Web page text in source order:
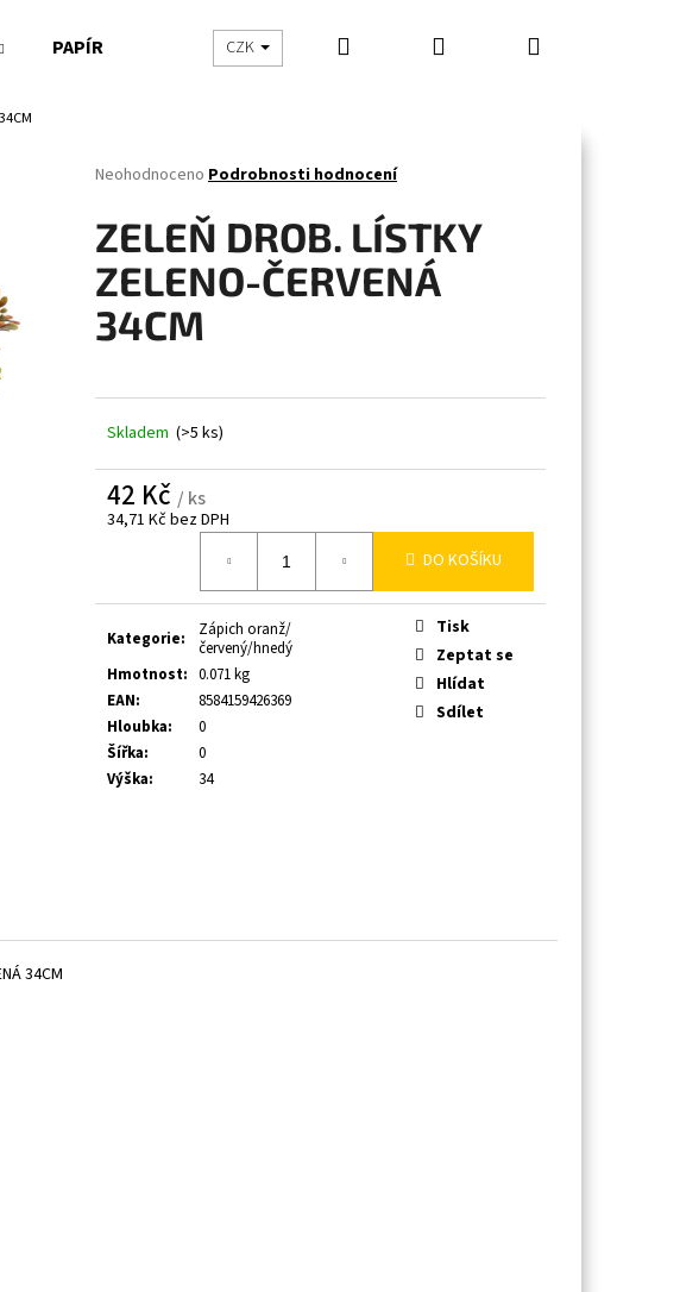
PAPÍR CHOVATELSKÉ POTŘEBY BYTOVÉ DOPLŇKY
CZK Hledat PřihlášeníNákupní
košík
Průměrné
produktu
je
0,0
z
5
hvězdiček.
Neohodnoceno Podrobnosti hodnocení
ZELEŇ DROB. LÍSTKY
ZELENO-ČERVENÁ
34CM
Skladem (>5 ks)
42 Kč / ks
34,71 Kč bez DPH
DO KOŠÍKU
Kategorie:
Zápich oranž/
červený/hnedý
Hmotnost: 0.071 kg
EAN:
8584159426369
Hloubka:
0
Šířka:
0
Výška: 34
Tisk
Zeptat se
Hlídat
Sdílet
34CM